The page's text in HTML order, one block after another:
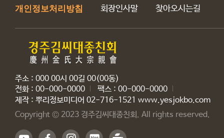
개인정보처리방침 회장인사말 찾아오시는길
주소 : 000 00시 00길 00(00동)
전화 : 00-000-0000
팩스 : 00-000-0000
제작 : 뿌리정보미디어 02-716-1521 www.yesjokbo.com
Copyright © 2023 경주김씨대종친회. All rights reserved.